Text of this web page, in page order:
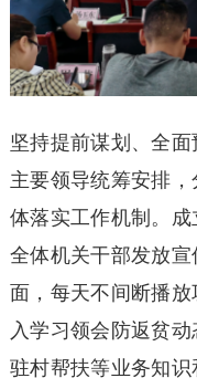
坚持提前谋划、全
主要领导统筹安排
体落实工作机制。
全体机关干部发放
面，每天不间断播
入学习领会防返贫
驻村帮扶等业务知